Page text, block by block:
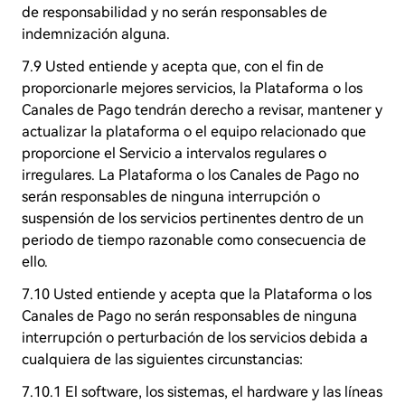
de responsabilidad y no serán responsables de
indemnización alguna.
7.9 Usted entiende y acepta que, con el fin de
proporcionarle mejores servicios, la Plataforma o los
Canales de Pago tendrán derecho a revisar, mantener y
actualizar la plataforma o el equipo relacionado que
proporcione el Servicio a intervalos regulares o
irregulares. La Plataforma o los Canales de Pago no
serán responsables de ninguna interrupción o
suspensión de los servicios pertinentes dentro de un
periodo de tiempo razonable como consecuencia de
ello.
7.10 Usted entiende y acepta que la Plataforma o los
Canales de Pago no serán responsables de ninguna
interrupción o perturbación de los servicios debida a
cualquiera de las siguientes circunstancias:
7.10.1 El software, los sistemas, el hardware y las líneas